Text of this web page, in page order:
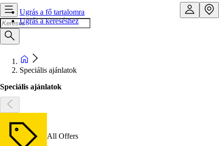
Ugrás a fő tartalomra
Ugrás a kereséshez
Speciális ajánlatok
Speciális ajánlatok
All Offers